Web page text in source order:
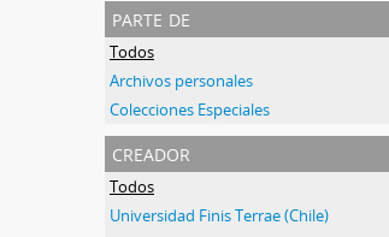
parte de
Todos
Archivos personales
Colecciones Especiales
creador
Todos
Universidad Finis Terrae (Chile)